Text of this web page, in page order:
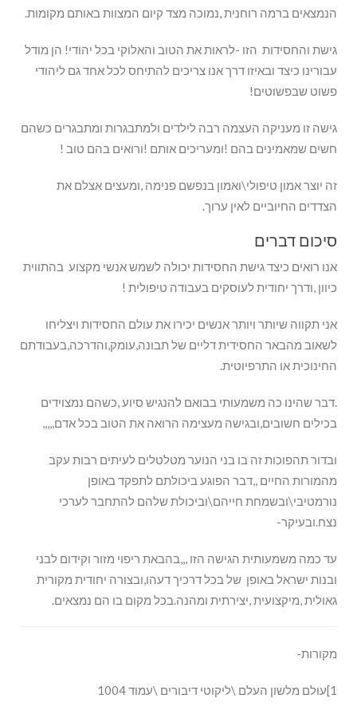
הנמצאים ברמה רוחנית ,נמוכה מצד קיום המצוות באותם מקומות.
גישת והחסידות הזו -לראות את הטוב והאלוקי בכל יהודי! הן מודל
עבורינו כיצד ובאיזו דרך אנו צריכים להתיחס לכל אחד גם ליהודי
פשוט שבפשוטים!
גישה זו מעניקה העצמה רבה לילדים ולמתבגרות ומתבגרים כשהם
חשים שמאמינים בהם !ומעריכים אותם !ורואים בהם טוב !
זה יוצר אמון טיפולי\ואמון בנפשם פנימה ,ומעצים אצלם את
הצדדים החיוביים לאין ערוך.
סיכום דברים
אנו רואים כיצד גישת החסידות יכולה לשמש אנשי מקצוע בהתווית
כיוון ,ודרך יחודית לעוסקים בעבודה טיפולית !
אני תקווה שיותר ויותר אנשים יכירו את עולם החסידות ויצליחו
לשאוב מהבאר החסידית דליים של תבונה,עומק,והדרכה,בעבודתם
החינוכית או התרפיוטית.
.דבר שהינו כה משמעותי בבואם להנגיש סיוע ,כשהם נמצוידים
בכילים חשובים,ובגישה מעצימה הרואה את הטוב בכל אדם,,,,,
ובדור תהפוכות זה בו בני הנוער מטלטלים לעיתים רבות עקב
מהמורות החיים ,,דבר הפוגע ביכולתם לתפקד באופן
נורמטיבי\ובשמחת חייהם\וביכולת שלהם להתחבר לערכי
נצח.ובעיקר-
עד כמה משמעותית הגישה הזו ,,,בהבאת ריפוי מזור וקידום לבני
ובנות ישראל באופן של בכל דרכיך דעהו,ובצורה יחודית מקורית
גאולית ,מיקצועית ,יצירתית ומהנה.בכל מקום בו הם נמצאים.
מקורות-
1]עולם מלשון העלם \ליקוטי דיבורים \עמוד 1004